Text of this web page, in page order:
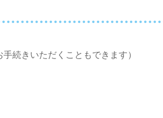
続きいただくこともできます）